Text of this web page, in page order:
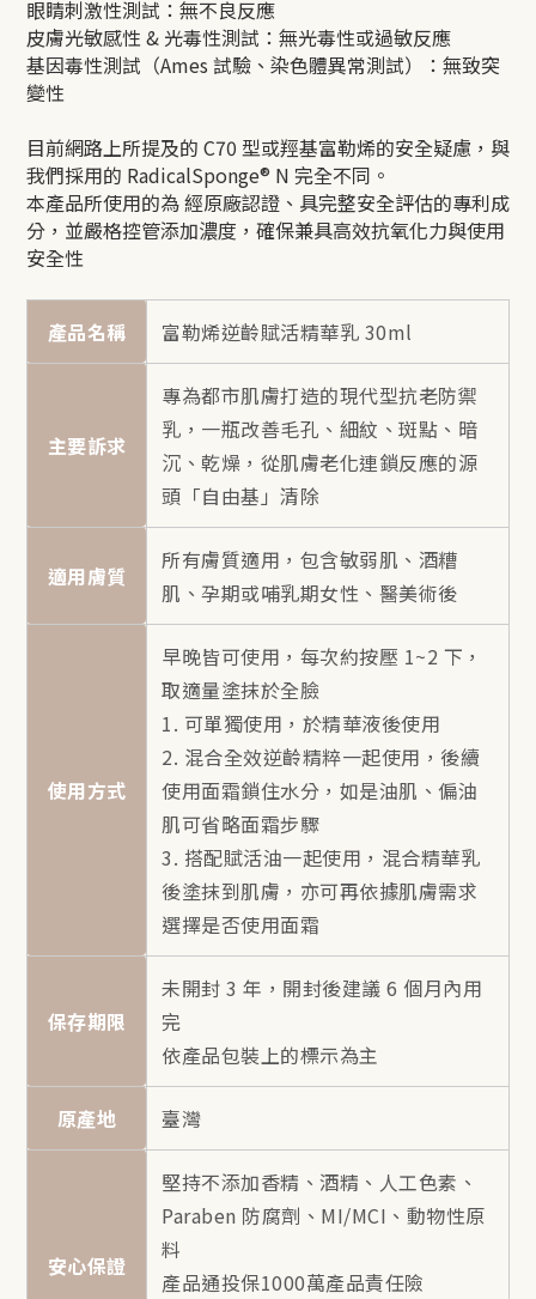
眼睛刺激性測試：無不良反應
皮膚光敏感性 & 光毒性測試：無光毒性或過敏反應
基因毒性測試（Ames 試驗、染色體異常測試）：無致突
變性
目前網路上所提及的 C70 型或羥基富勒烯的安全疑慮，與
我們採用的 RadicalSponge® N 完全不同。
本產品所使用的為 經原廠認證、具完整安全評估的專利成
分，並嚴格控管添加濃度，確保兼具高效抗氧化力與使用
安全性
產品名稱 富勒烯逆齡賦活精華乳 30ml
主要訴求
專為都市肌膚打造的現代型抗老防禦
乳，一瓶改善毛孔、細紋、斑點、暗
沉、乾燥，從肌膚老化連鎖反應的源
頭「自由基」清除
適用膚質
所有膚質適用，包含敏弱肌、酒糟
肌、孕期或哺乳期女性、醫美術後
使用方式
早晚皆可使用，每次約按壓 1~2 下，
取適量塗抹於全臉
1. 可單獨使用，於精華液後使用
2. 混合全效逆齡精粹一起使用，後續
使用面霜鎖住水分，如是油肌、偏油
肌可省略面霜步驟
3. 搭配賦活油一起使用，混合精華乳
後塗抹到肌膚，亦可再依據肌膚需求
選擇是否使用面霜
保存期限
未開封 3 年，開封後建議 6 個月內用
完
依產品包裝上的標示為主
原產地 臺灣
安心保證
堅持不添加香精、酒精、人工色素、
Paraben 防腐劑、MI/MCI、動物性原
料
產品通投保1000萬產品責任險